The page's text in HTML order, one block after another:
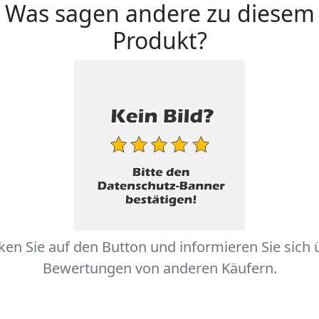
Was sagen andere zu diesem
Produkt?
Sie auf den Button und informieren Sie sich
Bewertungen von anderen Käufern.